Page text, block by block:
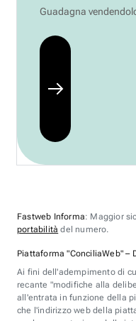
Guadagna
Fastweb Informa: Maggior
portabilità del numero.
Piattaforma "ConciliaWeb" –
Ai fini dell'adempimento di
recante "modifiche alla
all'entrata in funzione della
che l'indirizzo web della